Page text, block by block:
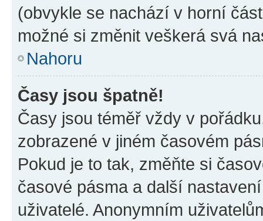
(obvykle se nachází v horní
možné si změnit veškerá svá
Nahoru
Časy jsou špatně!
Časy jsou téměř vždy v
zobrazené v jiném časovém
Pokud je to tak, změňte si
časové pásma a další
uživatelé. Anonymním